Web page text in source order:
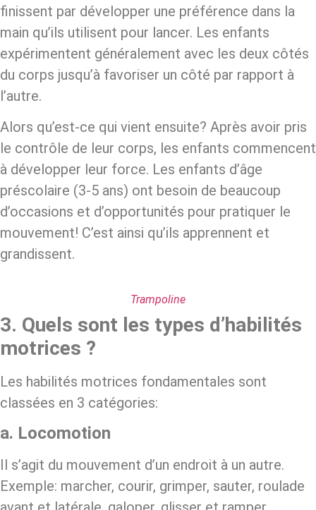
finissent par développer une préférence dans la
main qu’ils utilisent pour lancer. Les enfants
expérimentent généralement avec les deux côtés
du corps jusqu’à favoriser un côté par rapport à
l’autre.
Alors qu’est-ce qui vient ensuite? Après avoir pris
le contrôle de leur corps, les enfants commencent
à développer leur force. Les enfants d’âge
préscolaire (3-5 ans) ont besoin de beaucoup
d’occasions et d’opportunités pour pratiquer le
mouvement! C’est ainsi qu’ils apprennent et
grandissent.
Trampoline
3. Quels sont les types d’habilités
motrices ?
Les habilités motrices fondamentales sont
classées en 3 catégories:
a. Locomotion
Il s’agit du mouvement d’un endroit à un autre.
Exemple: marcher, courir, grimper, sauter, roulade